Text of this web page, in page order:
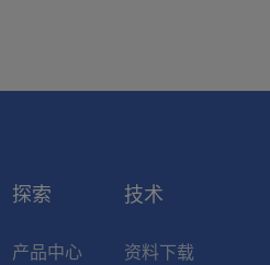
探索
产品中心
技术
资料下载